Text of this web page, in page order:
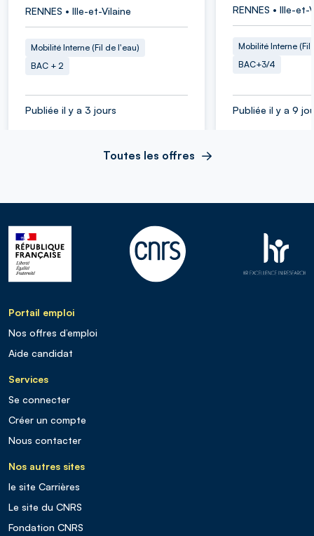
RENNES • Ille-et-Vilaine
Mobilité Interne (Fil de l'eau)
BAC + 2
Publiée il y a 3 jours
RENNES • Ille-et-
Mobilité Interne (Fil
BAC+3/4
Publiée il y a 9
Toutes les offres
Portail emploi
Nos offres d’emploi
Aide candidat
Services
Se connecter
Créer un compte
Nous contacter
Nos autres sites
le site Carrières
Le site du CNRS
Fondation CNRS